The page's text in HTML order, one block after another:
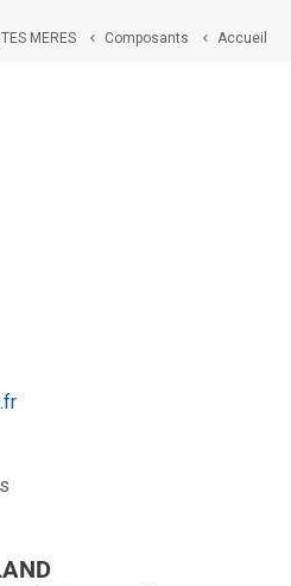
Accueil

Composants

MERES